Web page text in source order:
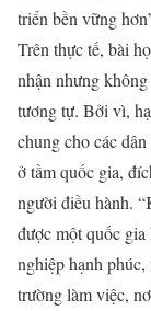
triển bền vững
Trên thực tế, bài
nhận nhưng
tương tự. Bởi vì,
chung cho các
ở tầm quốc gia,
người điều hành.
được một quốc gia
nghiệp hạnh
trường làm việc,